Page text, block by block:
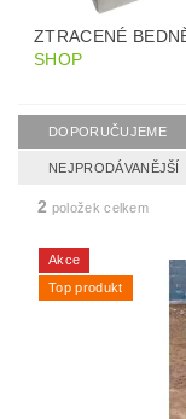
ZTRACENÉ
SHOP
DOPORUČUJEME
NEJPRODÁVANĚJŠÍ
2 položek celkem
Akce
Top produkt